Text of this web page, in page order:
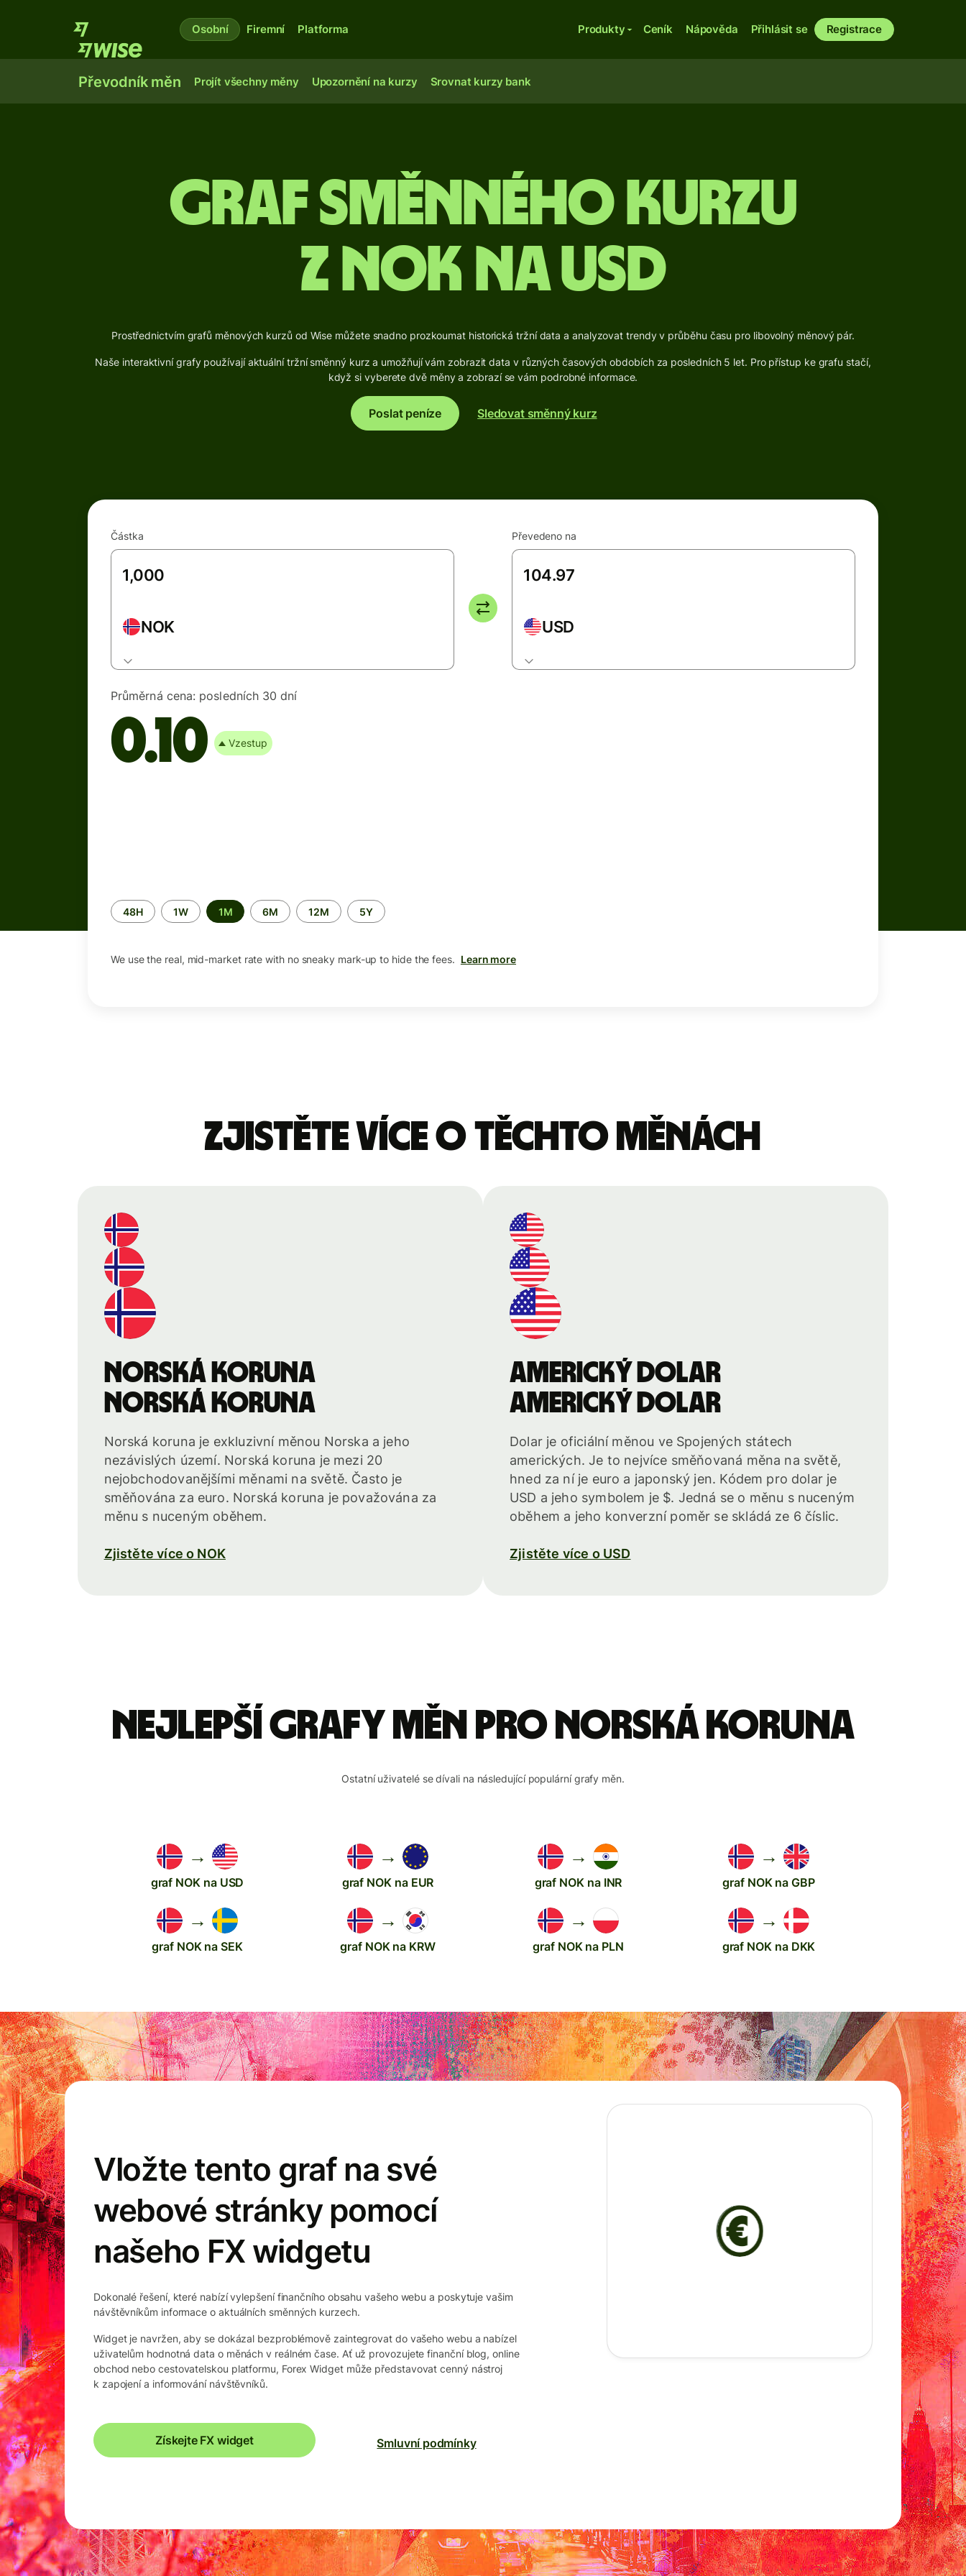
Osobní Firemní Platforma Produkty Ceník Nápověda Přihlásit se Registrace
Převodník měn Projít všechny měny Upozornění na kurzy Srovnat kurzy bank
Graf směnného kurzu
z NOK na USD
Prostřednictvím grafů měnových kurzů od Wise můžete snadno prozkoumat historická tržní data a analyzovat trendy v průběhu času pro libovolný měnový pár.
Naše interaktivní grafy používají aktuální tržní směnný kurz a umožňují vám zobrazit data v různých časových obdobích za posledních 5 let. Pro přístup ke grafu stačí,
když si vyberete dvě měny a zobrazí se vám podrobné informace.
Poslat peníze Sledovat směnný kurz
Částka
NOK
Převedeno na
USD
Průměrná cena: posledních 30 dní
0.10 Vzestup
Time
period
48H 1W 1M 6M 12M 5Y
We use the real, mid-market rate with no sneaky mark-up to hide the fees. Learn more
Zjistěte více o těchto měnách
norská koruna
norská koruna
Norská koruna je exkluzivní měnou Norska a jeho
nezávislých území. Norská koruna je mezi 20
nejobchodovanějšími měnami na světě. Často je
směňována za euro. Norská koruna je považována za
měnu s nuceným oběhem.
Zjistěte více o NOK
americký dolar
americký dolar
Dolar je oficiální měnou ve Spojených státech
amerických. Je to nejvíce směňovaná měna na světě,
hned za ní je euro a japonský jen. Kódem pro dolar je
USD a jeho symbolem je $. Jedná se o měnu s nuceným
oběhem a jeho konverzní poměr se skládá ze 6 číslic.
Zjistěte více o USD
Nejlepší grafy měn pro norská koruna
Ostatní uživatelé se dívali na následující populární grafy měn.
→
graf NOK na USD
→
graf NOK na EUR
→
graf NOK na INR
→
graf NOK na GBP
→
graf NOK na SEK
→
graf NOK na KRW
→
graf NOK na PLN
→
graf NOK na DKK
Vložte tento graf na své
webové stránky pomocí
našeho FX widgetu
Dokonalé řešení, které nabízí vylepšení finančního obsahu vašeho webu a poskytuje vašim
návštěvníkům informace o aktuálních směnných kurzech.
Widget je navržen, aby se dokázal bezproblémově zaintegrovat do vašeho webu a nabízel
uživatelům hodnotná data o měnách v reálném čase. Ať už provozujete finanční blog, online
obchod nebo cestovatelskou platformu, Forex Widget může představovat cenný nástroj
k zapojení a informování návštěvníků.
Získejte FX widget Smluvní podmínky